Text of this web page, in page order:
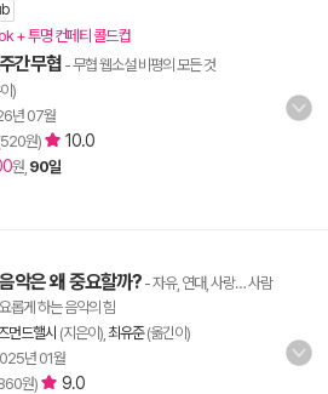
+ 투명 컨페티 콜드컵
간무협 - 무협 웹소설 비평의 모든 것
)
년 07월
원) 10.0
원, 90일
악은 왜 중요할까? - 자유, 연대, 사랑… 사람
롭게 하는 음악의 힘
먼드핼시 (지은이), 최유준(옮긴이)
년 01월
원) 9.0